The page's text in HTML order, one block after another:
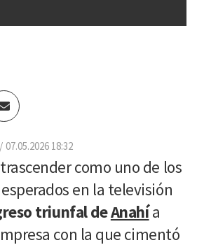
Enviar
por
07.05.2026 18:32
como uno de los
en la televisión
triunfal deAnahía
con la que cimentó